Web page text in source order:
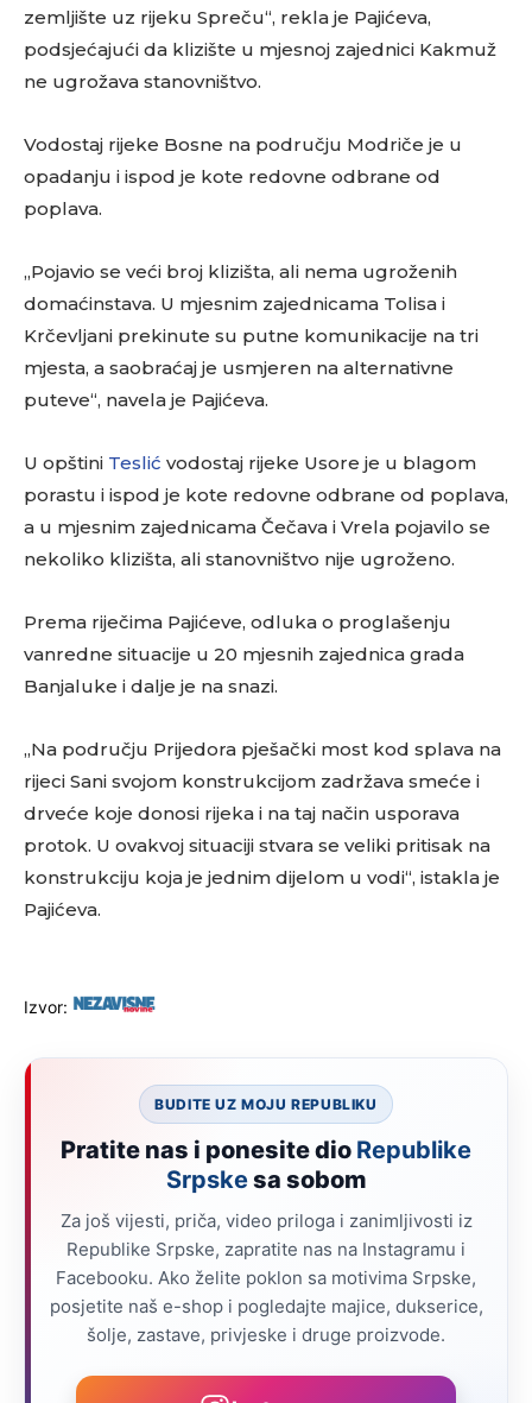
zemljište uz rijeku Spreču“, rekla je Pajićeva,
podsjećajući da klizište u mjesnoj zajednici Kakmuž
ne ugrožava stanovništvo.
Vodostaj rijeke Bosne na području Modriče je u
opadanju i ispod je kote redovne odbrane od
poplava.
„Pojavio se veći broj klizišta, ali nema ugroženih
domaćinstava. U mjesnim zajednicama Tolisa i
Krčevljani prekinute su putne komunikacije na tri
mjesta, a saobraćaj je usmjeren na alternativne
puteve“, navela je Pajićeva.
U opštini Teslić vodostaj rijeke Usore je u blagom
porastu i ispod je kote redovne odbrane od poplava,
a u mjesnim zajednicama Čečava i Vrela pojavilo se
nekoliko klizišta, ali stanovništvo nije ugroženo.
Prema riječima Pajićeve, odluka o proglašenju
vanredne situacije u 20 mjesnih zajednica grada
Banjaluke i dalje je na snazi.
„Na području Prijedora pješački most kod splava na
rijeci Sani svojom konstrukcijom zadržava smeće i
drveće koje donosi rijeka i na taj način usporava
protok. U ovakvoj situaciji stvara se veliki pritisak na
konstrukciju koja je jednim dijelom u vodi“, istakla je
Pajićeva.
Izvor:
BUDITE UZ MOJU REPUBLIKU
Pratite nas i ponesite dio Republike
Srpskesa sobom
Za još vijesti, priča, video priloga i zanimljivosti iz
Republike Srpske, zapratite nas na Instagramu i
Facebooku. Ako želite poklon sa motivima Srpske,
posjetite naš e-shop i pogledajte majice, dukserice,
šolje, zastave, privjeske i druge proizvode.